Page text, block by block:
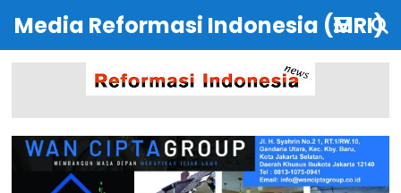
Media Reformasi Indonesia (MRI)